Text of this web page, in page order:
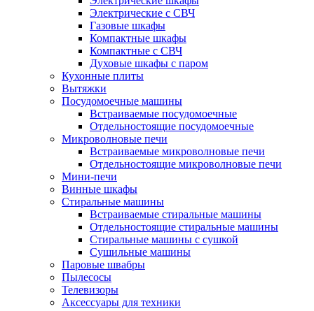
Электрические с СВЧ
Газовые шкафы
Компактные шкафы
Компактные с СВЧ
Духовые шкафы с паром
Кухонные плиты
Вытяжки
Посудомоечные машины
Встраиваемые посудомоечные
Отдельностоящие посудомоечные
Микроволновые печи
Встраиваемые микроволновые печи
Отдельностоящие микроволновые печи
Мини-печи
Винные шкафы
Стиральные машины
Встраиваемые стиральные машины
Отдельностоящие стиральные машины
Стиральные машины с сушкой
Сушильные машины
Паровые швабры
Пылесосы
Телевизоры
Аксессуары для техники